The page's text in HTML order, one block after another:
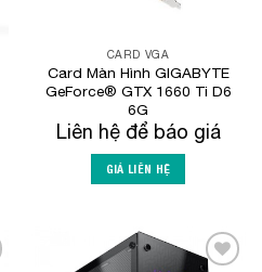
CARD VGA
Card Màn Hình GIGABYTE
GeForce® GTX 1660 Ti D6
6G
Liên hệ để báo giá
GIÁ LIÊN HỆ